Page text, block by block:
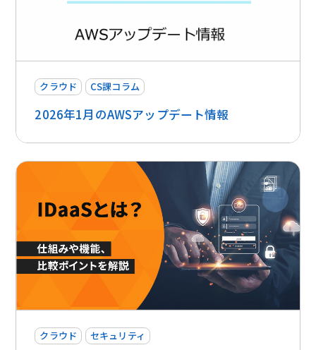
クラウド CS課コラム
2026年1月のAWSアップデート情報
クラウド セキュリティ